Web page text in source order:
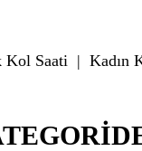
Kol Saati | Kadın